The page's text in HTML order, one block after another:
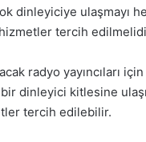
dinleyiciye ulaşmayı
tercih
radyo yayıncıları
dinleyici kitlesine
tercih edilebilir.